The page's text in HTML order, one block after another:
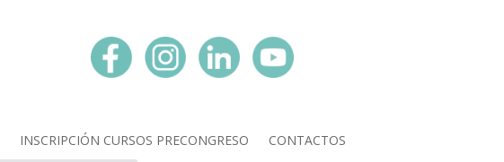
INSCRIPCIÓN CURSOS PRECONGRESO CONTACTOS